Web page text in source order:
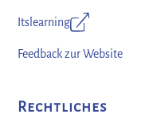
Itslearning
Feedback zur Website
Rechtliches